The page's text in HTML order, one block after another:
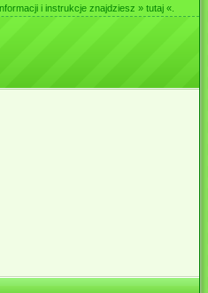
i instrukcje znajdziesz » tutaj «